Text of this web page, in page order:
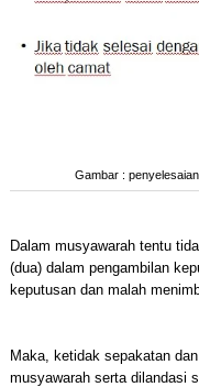
Gambar :
Dalam musyawarah tentu
(dua) dalam pengambilan
keputusan dan malah
Maka, ketidak sepakatan
musyawarah serta dilandasi